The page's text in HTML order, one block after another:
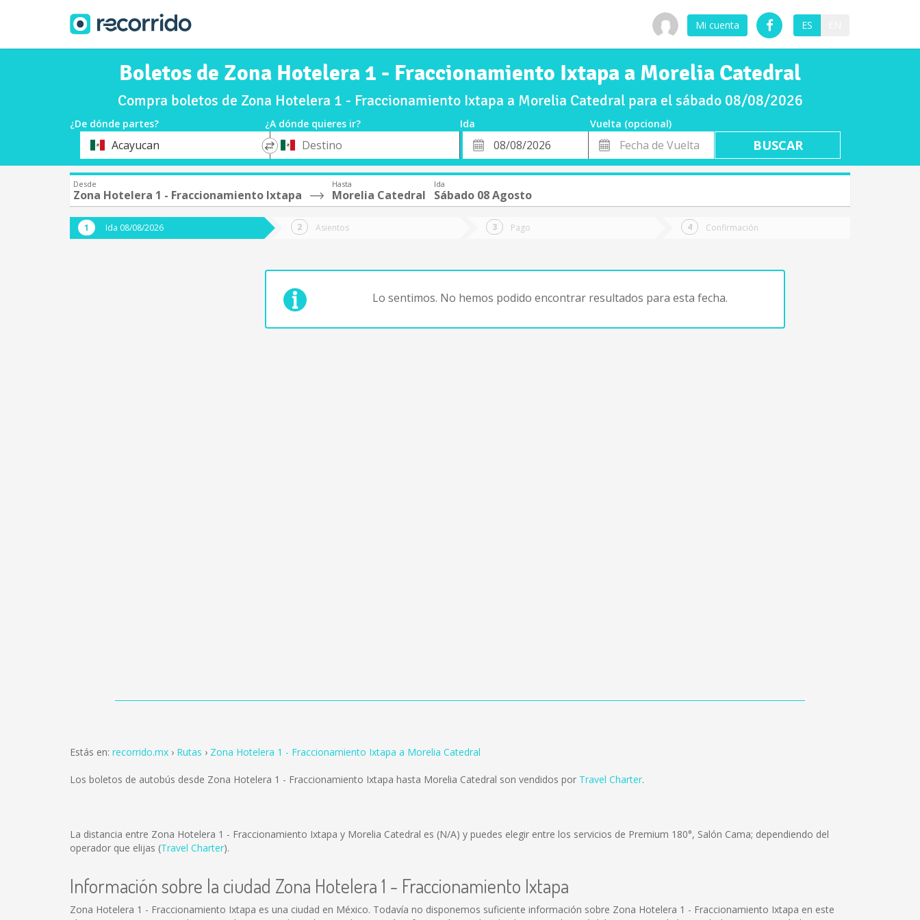
Mi cuenta ES
Boletos de Zona Hotelera 1 - Fraccionamiento Ixtapa a Morelia Catedral
Compra boletos de Zona Hotelera 1 - Fraccionamiento Ixtapa a Morelia Catedral para el sábado 08/08/2026
¿De dónde partes? ¿A dónde quieres ir? Ida
Vuelta (opcional)
OrigenAcayucan
*
Destino
Fecha
de
Fecha
de
Vuelta
Desde
Zona Hotelera 1 - Fraccionamiento Ixtapa
Hasta
Morelia Catedral
Ida
Sábado 08 Agosto
Ida 08/08/2026 Asientos Pago Confirmación
Lo sentimos. No hemos podido encontrar resultados para esta fecha.
Estás en: recorrido.mx Rutas Zona Hotelera 1 - Fraccionamiento Ixtapa a Morelia Catedral
Los boletos de autobús desde Zona Hotelera 1 - Fraccionamiento Ixtapa hasta Morelia Catedral son vendidos por Travel Charter.
La distancia entre Zona Hotelera 1 - Fraccionamiento Ixtapa y Morelia Catedral es (N/A) y puedes elegir entre los servicios de Premium 180°, Salón Cama; dependiendo del
operador que elijas (Travel Charter).
Información sobre la ciudad Zona Hotelera 1 - Fraccionamiento Ixtapa
Zona Hotelera 1 - Fraccionamiento Ixtapa es una ciudad en México. Todavía no disponemos suficiente información sobre Zona Hotelera 1 - Fraccionamiento Ixtapa en este